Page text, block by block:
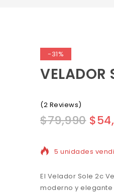
-31%
VELADOR
(2 Reviews)
$79,990 $
5 unidades
El Velador Sole 2c
moderno y